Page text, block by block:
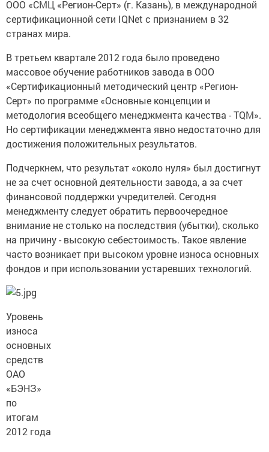
ООО «СМЦ «Регион-Серт» (г. Казань), в международной
сертификационной сети IQNet с признанием в 32
странах мира.
В третьем квартале 2012 года было проведено
массовое обучение работников завода в ООО
«Сертификационный методический центр «Регион-
Серт» по программе «Основные концепции и
методология всеобщего менеджмента качества - TQM».
Но сертификации менеджмента явно недостаточно для
достижения положительных результатов.
Подчеркнем, что результат «около нуля» был достигнут
не за счет основной деятельности завода, а за счет
финансовой поддержки учредителей. Сегодня
менеджменту следует обратить первоочередное
внимание не столько на последствия (убытки), сколько
на причину - высокую себестоимость. Такое явление
часто возникает при высоком уровне износа основных
фондов и при использовании устаревших технологий.
Уровень
износа
основных
средств
ОАО
«БЭНЗ»
по
итогам
2012 года